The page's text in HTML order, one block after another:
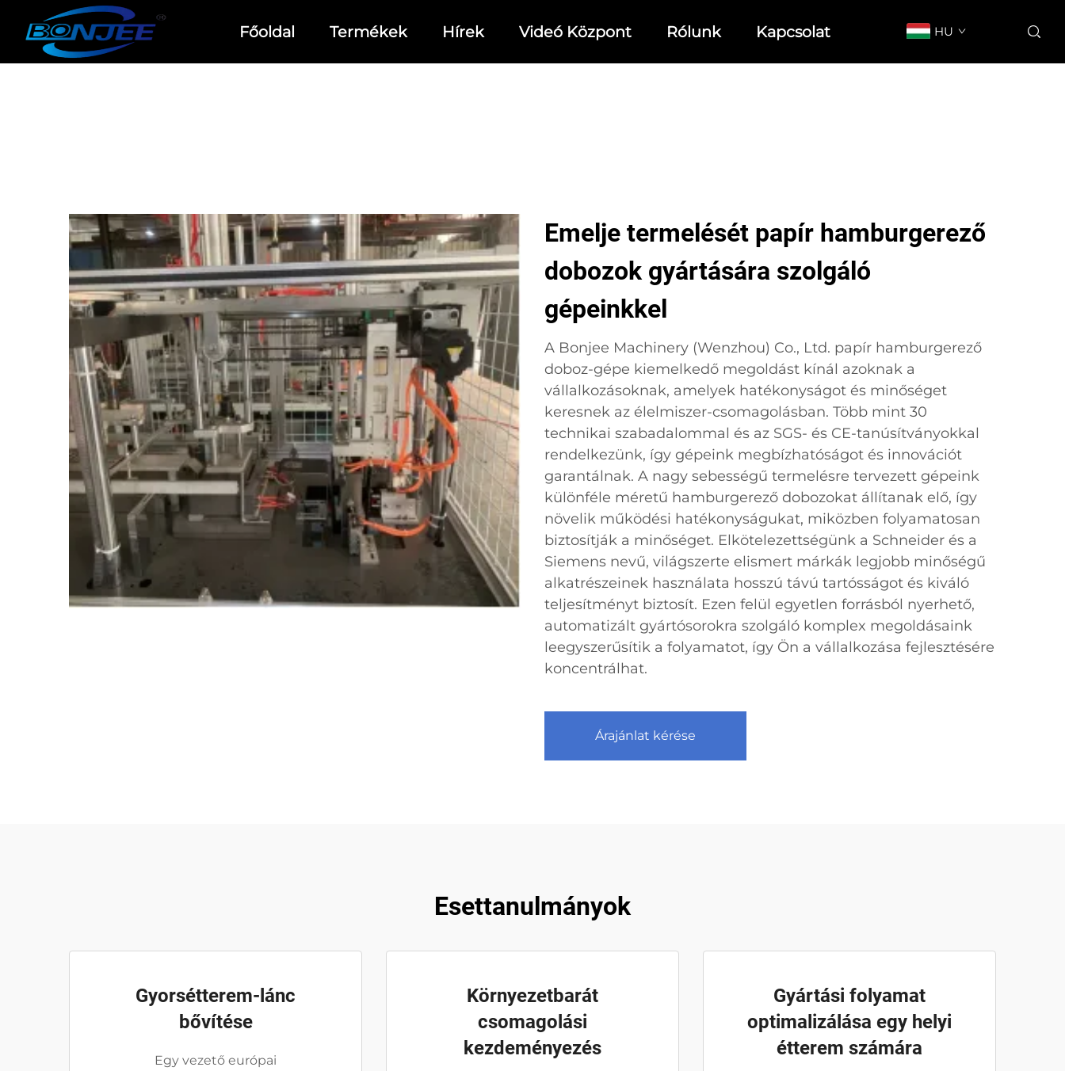
Főoldal Termékek Hírek Videó Központ Rólunk Kapcsolat HU
Emelje termelését papír hamburgerező
dobozok gyártására szolgáló
gépeinkkel
A Bonjee Machinery (Wenzhou) Co., Ltd. papír hamburgerező
doboz-gépe kiemelkedő megoldást kínál azoknak a
vállalkozásoknak, amelyek hatékonyságot és minőséget
keresnek az élelmiszer-csomagolásban. Több mint 30
technikai szabadalommal és az SGS- és CE-tanúsítványokkal
rendelkezünk, így gépeink megbízhatóságot és innovációt
garantálnak. A nagy sebességű termelésre tervezett gépeink
különféle méretű hamburgerező dobozokat állítanak elő, így
növelik működési hatékonyságukat, miközben folyamatosan
biztosítják a minőséget. Elkötelezettségünk a Schneider és a
Siemens nevű, világszerte elismert márkák legjobb minőségű
alkatrészeinek használata hosszú távú tartósságot és kiváló
teljesítményt biztosít. Ezen felül egyetlen forrásból nyerhető,
automatizált gyártósorokra szolgáló komplex megoldásaink
leegyszerűsítik a folyamatot, így Ön a vállalkozása fejlesztésére
koncentrálhat.
Árajánlat kérése
Esettanulmányok
Gyorsétterem-lánc
bővítése
Egy vezető európai
Környezetbarát
csomagolási
kezdeményezés
Gyártási folyamat
optimalizálása egy helyi
étterem számára